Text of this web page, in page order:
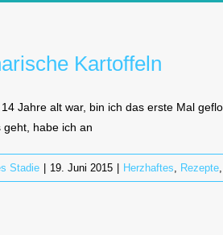
Kartoffeln
Jahre alt war, bin ich das erste Mal
geht, habe ich an
Stadie 19. Juni 2015 Herzhaftes, Rezepte,